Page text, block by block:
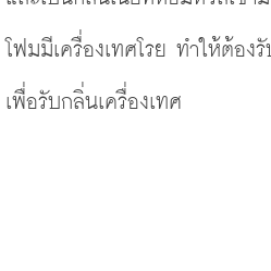
โฟมมีเครื่องเทศโรย ทำให้ต้อ
เพื่อรับกลิ่นเครื่องเทศ